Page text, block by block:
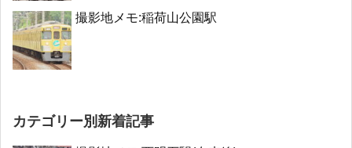
撮影地メモ:稲荷山公園駅
カテゴリー別新着記事